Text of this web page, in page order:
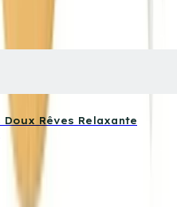
Rêves Relaxante